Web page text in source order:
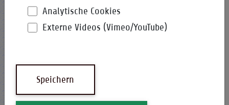
ZielKatalog
i-Qpedia
Analytische Cookies
Externe Videos (Vimeo/YouTube)
Speichern